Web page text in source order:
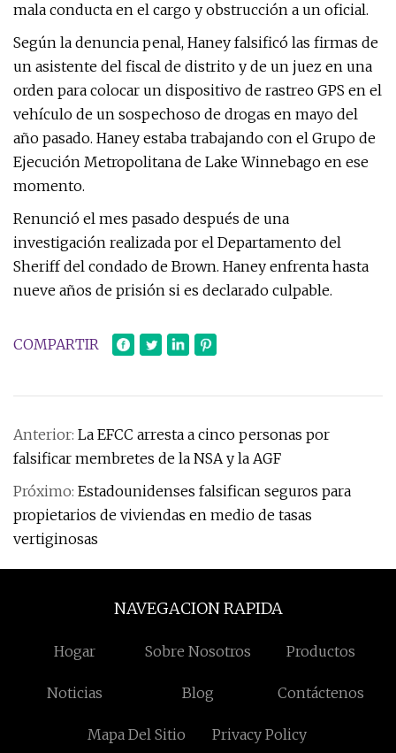
mala conducta en el cargo y obstrucción a un oficial.
Según la denuncia penal, Haney falsificó las firmas de
un asistente del fiscal de distrito y de un juez en una
orden para colocar un dispositivo de rastreo GPS en el
vehículo de un sospechoso de drogas en mayo del
año pasado. Haney estaba trabajando con el Grupo de
Ejecución Metropolitana de Lake Winnebago en ese
momento.
Renunció el mes pasado después de una
investigación realizada por el Departamento del
Sheriff del condado de Brown. Haney enfrenta hasta
nueve años de prisión si es declarado culpable.
COMPARTIR
Anterior: La EFCC arresta a cinco personas por
falsificar membretes de la NSA y la AGF
Próximo: Estadounidenses falsifican seguros para
propietarios de viviendas en medio de tasas
vertiginosas
NAVEGACION RAPIDA
Hogar Sobre Nosotros Productos
Noticias Blog Contáctenos
Mapa Del Sitio Privacy Policy